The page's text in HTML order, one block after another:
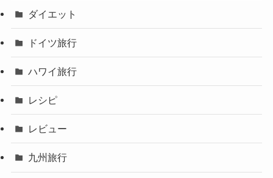
ダイエット
ドイツ旅行
ハワイ旅行
レシピ
レビュー
九州旅行